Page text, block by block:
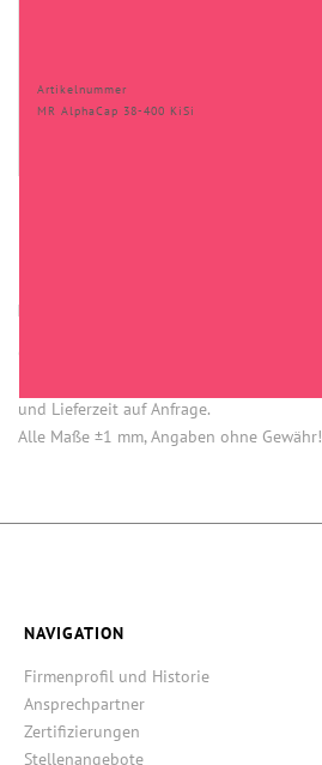
Artikelnummer
MR AlphaCap 38-400 KiSi
HINWEISE
und Lieferzeit auf Anfrage.
Alle Maße ±1 mm, Angaben ohne Gewähr!
NAVIGATION
Firmenprofil und Historie
Ansprechpartner
Zertifizierungen
Stellenangebote